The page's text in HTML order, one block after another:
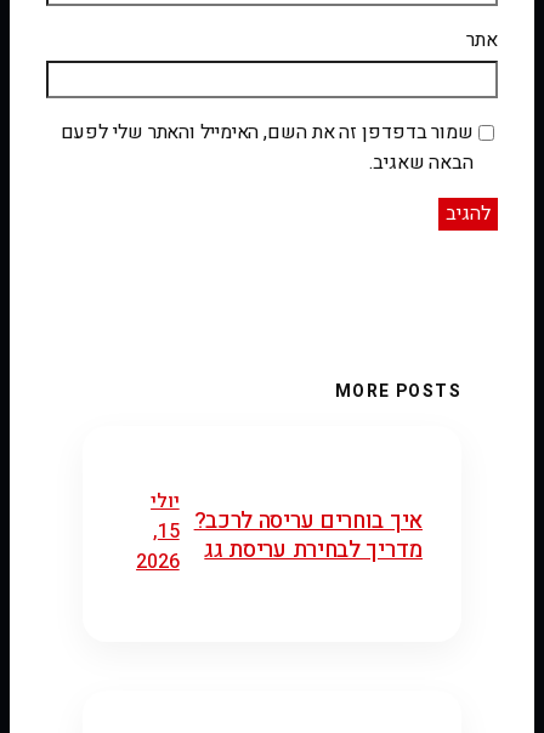
אתר
שמור בדפדפן זה את השם, האימייל והאתר שלי לפעם
הבאה שאגיב.
MORE POSTS
איך בוחרים עריסה לרכב?
מדריך לבחירת עריסת גג
יולי
15,
2026